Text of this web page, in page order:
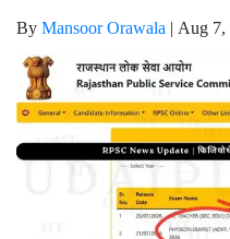
By Mansoor Orawala | Aug 7,